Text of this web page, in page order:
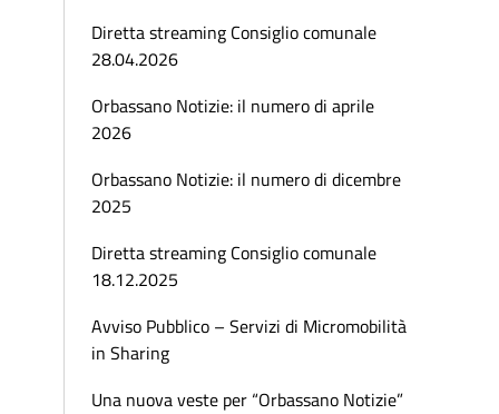
Diretta streaming Consiglio comunale
28.04.2026
Orbassano Notizie: il numero di aprile
2026
Orbassano Notizie: il numero di dicembre
2025
Diretta streaming Consiglio comunale
18.12.2025
Avviso Pubblico – Servizi di Micromobilità
in Sharing
Una nuova veste per “Orbassano Notizie”